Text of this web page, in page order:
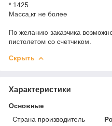
* 1425
Масса,кг не
По желанию заказчика
пистолетом со счетчиком.
Скрыть
Характеристики
Основные
Страна производитель